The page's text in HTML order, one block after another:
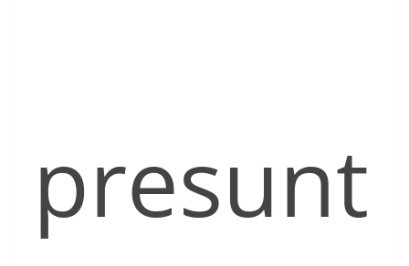
presunt